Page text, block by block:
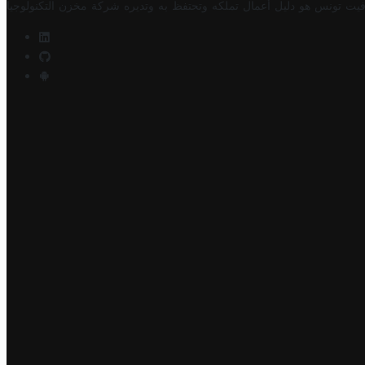
تونس هو دليل أعمال تملكه وتحتفظ به وتديره شركة مخزن التكنولوجيا